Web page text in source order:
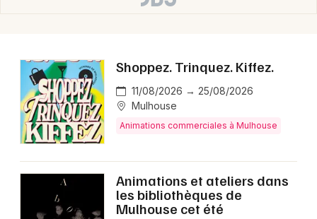
Shoppez. Trinquez. Kiffez.
11/08/2026 → 25/08/2026
Mulhouse
Animations commerciales à Mulhouse
Animations et ateliers dans
les bibliothèques de
Mulhouse cet été